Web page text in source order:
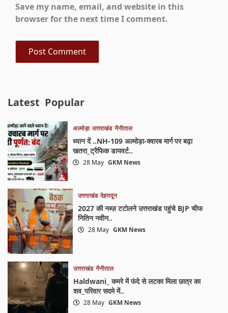
Save my name, email, and website in this
browser for the next time I comment.
Latest Popular
अल्मोड़ा उत्तराखंड नैनीताल
ध्यान दें ..NH-109 अल्मोड़ा-क्वारब मार्ग पर बढ़ा
खतरा_ट्रैफिक डायवर्ट..
28 May GKM News
उत्तराखंड देहरादून
2027 की नब्ज़ टटोलने उत्तराखंड पहुंचे BJP चीफ
नितिन नवीन..
28 May GKM News
उत्तराखंड नैनीताल
Haldwani_ कमरे में फंदे से लटका मिला छात्र का
शव_परिवार सदमे में..
28 May GKM News